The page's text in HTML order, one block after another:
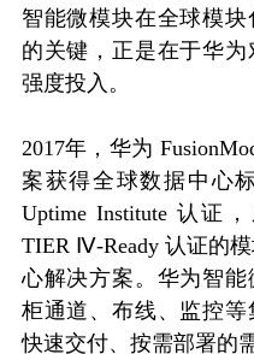
智能微模块在全球模
的关键，正是在于华
强度投入。
2017年，华为
案获得全球数据中心
Uptime Institute 认证
TIER Ⅳ-Ready 认证的
心解决方案。华为智
柜通道、布线、监控
快速交付、按需部署的